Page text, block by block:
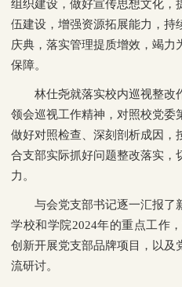
组织建设，做好宣传思想文化，
伍建设，增强资源拓展能力，持
庆典，落实管理提质增效，竭力
保障。
林仕尧就落实校内巡视整改
领会巡视工作精神，对照校党委
做好对照检查、深刻剖析成因，
合支部实际抓好问题整改落实，
力。
与会党支部书记逐一汇报了
学校和学院2024年的重点工作
创新开展党支部品牌项目，以及
流研讨。